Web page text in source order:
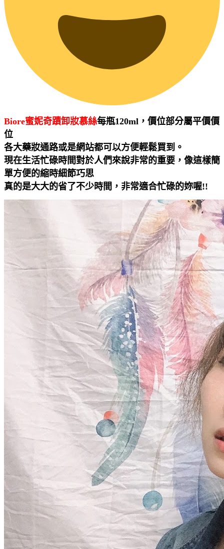
Biore蜜妮奇蹟卸妝慕絲每瓶120ml，價位部分屬平價價
位
各大藥妝通路或是網站都可以方便輕鬆買到。
現在生活忙碌時間對於人們來說非常的重要，像這樣簡
單方便的縮時細節巧思
真的是大大的省了不少時間，非常適合忙碌的妳喔!!